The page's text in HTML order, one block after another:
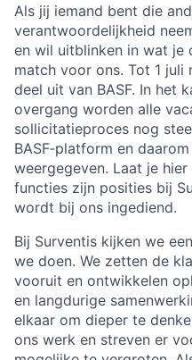
Als jij iemand bent die
verantwoordelijkheid
en wil uitblinken in wat je
match voor ons. Tot 1 juli
deel uit van BASF. In het
overgang worden alle
sollicitatieproces nog
BASF‑platform en
weergegeven. Laat je
functies zijn posities bij
wordt bij ons ingediend.
Bij Surventis kijken we
we doen. We zetten de
vooruit en ontwikkelen
en langdurige
elkaar om dieper te
ons werk en streven er